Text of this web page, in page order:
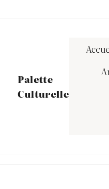
Palette
Culturelle